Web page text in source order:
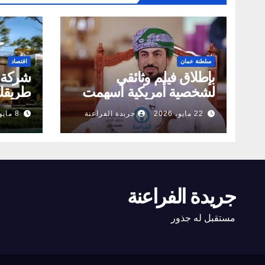
سلطنة عمان
بإطلاق فيلم وثائقي
لشخصية أمريكية أسهمت
في الخدمات الصحية بعمان
22 مايو، 2026 جريدة الفراعنة
اقتصاد
برؤية
8 مايو، 2026
جريدة الفراعنة
مستقبل له جذور